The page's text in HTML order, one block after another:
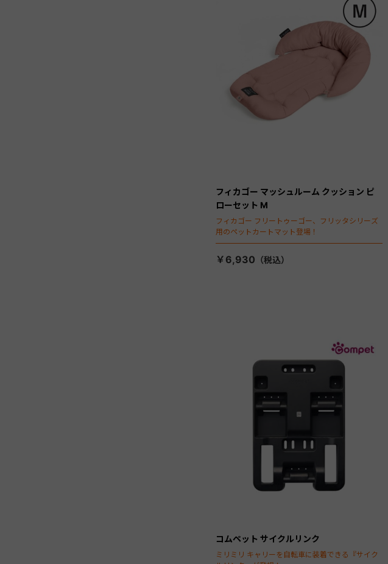
フィカゴー マッシュルーム クッション ピ
ローセット M
フィカゴー フリートゥーゴー、フリッタシリーズ
用のペットカートマット登場！
￥6,930
コムペット サイクルリンク
ミリミリ キャリーを自転車に装着できる『サイク